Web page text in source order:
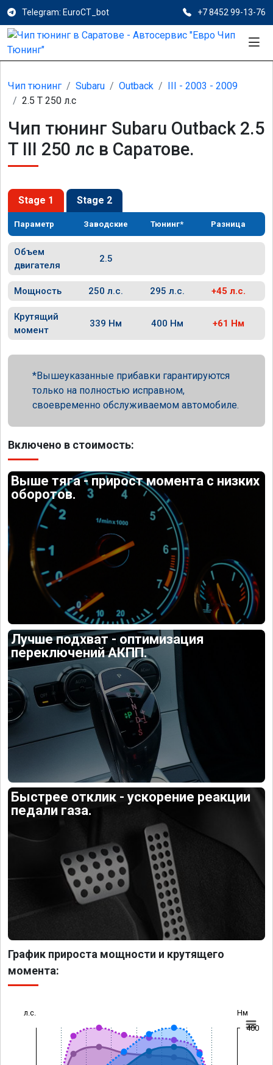
Telegram: EuroCT_bot +7 8452 99-13-76
Чип тюнинг Subaru Outback
III - 2003 - 2009
2.5 T 250 л.с
Чип тюнинг Subaru Outback 2.5
T III 250 лс в Саратове.
Stage 1 Stage 2
Параметр Заводские Тюнинг* Разница
Объем
двигателя
2.5
Мощность 250 л.с. 295 л.с. +45 л.с.
Крутящий
момент
339 Нм 400 Нм +61 Нм
Вышеуказанные прибавки гарантируются
только на полностью исправном,
своевременно обслуживаемом автомобиле.
Включено в стоимость:
Выше тяга - прирост момента с низких
оборотов.
Лучше подхват - оптимизация
переключений АКПП.
Быстрее отклик - ускорение реакции
педали газа.
График прироста мощности и крутящего
момента:
л.с. Нм
400